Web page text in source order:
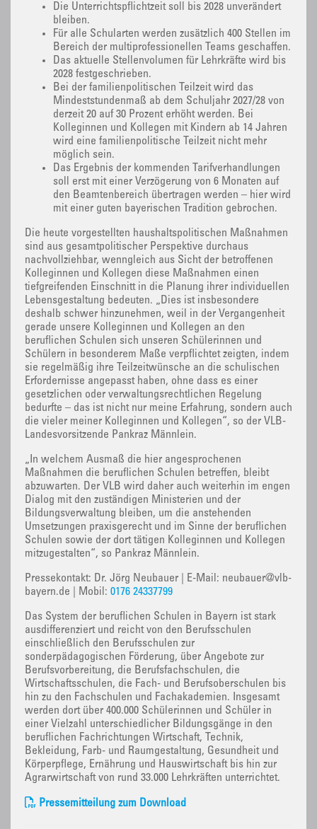
Die Unterrichtspflichtzeit soll bis 2028 unverändert
bleiben.
Für alle Schularten werden zusätzlich 400 Stellen im
Bereich der multiprofessionellen Teams geschaffen.
Das aktuelle Stellenvolumen für Lehrkräfte wird bis
2028 festgeschrieben.
Bei der familienpolitischen Teilzeit wird das
Mindeststundenmaß ab dem Schuljahr 2027/28 von
derzeit 20 auf 30 Prozent erhöht werden. Bei
Kolleginnen und Kollegen mit Kindern ab 14 Jahren
wird eine familienpolitische Teilzeit nicht mehr
möglich sein.
Das Ergebnis der kommenden Tarifverhandlungen
soll erst mit einer Verzögerung von 6 Monaten auf
den Beamtenbereich übertragen werden – hier wird
mit einer guten bayerischen Tradition gebrochen.
Die heute vorgestellten haushaltspolitischen Maßnahmen
sind aus gesamtpolitischer Perspektive durchaus
nachvollziehbar, wenngleich aus Sicht der betroffenen
Kolleginnen und Kollegen diese Maßnahmen einen
tiefgreifenden Einschnitt in die Planung ihrer individuellen
Lebensgestaltung bedeuten. „Dies ist insbesondere
deshalb schwer hinzunehmen, weil in der Vergangenheit
gerade unsere Kolleginnen und Kollegen an den
beruflichen Schulen sich unseren Schülerinnen und
Schülern in besonderem Maße verpflichtet zeigten, indem
sie regelmäßig ihre Teilzeitwünsche an die schulischen
Erfordernisse angepasst haben, ohne dass es einer
gesetzlichen oder verwaltungsrechtlichen Regelung
bedurfte – das ist nicht nur meine Erfahrung, sondern auch
die vieler meiner Kolleginnen und Kollegen“, so der VLB-
Landesvorsitzende Pankraz Männlein.
„In welchem Ausmaß die hier angesprochenen
Maßnahmen die beruflichen Schulen betreffen, bleibt
abzuwarten. Der VLB wird daher auch weiterhin im engen
Dialog mit den zuständigen Ministerien und der
Bildungsverwaltung bleiben, um die anstehenden
Umsetzungen praxisgerecht und im Sinne der beruflichen
Schulen sowie der dort tätigen Kolleginnen und Kollegen
mitzugestalten“, so Pankraz Männlein.
Pressekontakt: Dr. Jörg Neubauer | E-Mail: neubauer@vlb-
bayern.de | Mobil: 0176 24337799
Das System der beruflichen Schulen in Bayern ist stark
ausdifferenziert und reicht von den Berufsschulen
einschließlich den Berufsschulen zur
sonderpädagogischen Förderung, über Angebote zur
Berufsvorbereitung, die Berufsfachschulen, die
Wirtschaftsschulen, die Fach- und Berufsoberschulen bis
hin zu den Fachschulen und Fachakademien. Insgesamt
werden dort über 400.000 Schülerinnen und Schüler in
einer Vielzahl unterschiedlicher Bildungsgänge in den
beruflichen Fachrichtungen Wirtschaft, Technik,
Bekleidung, Farb- und Raumgestaltung, Gesundheit und
Körperpflege, Ernährung und Hauswirtschaft bis hin zur
Agrarwirtschaft von rund 33.000 Lehrkräften unterrichtet.
Pressemitteilung zum Download